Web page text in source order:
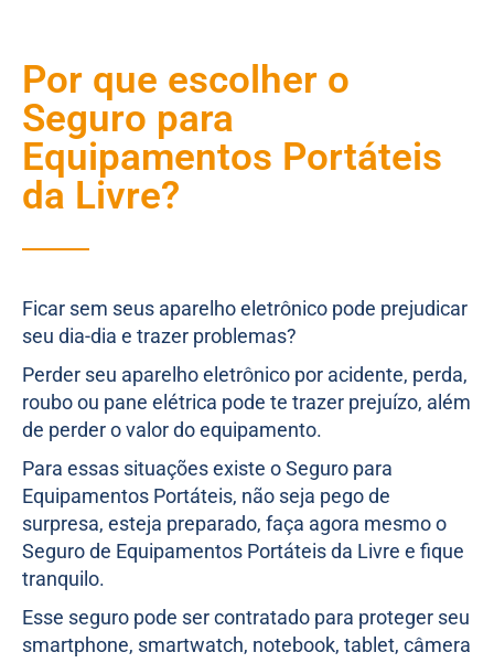
Por que escolher o
Seguro para
Equipamentos Portáteis
da Livre?
Ficar sem seus aparelho eletrônico pode prejudicar
seu dia-dia e trazer problemas?
Perder seu aparelho eletrônico por acidente, perda,
roubo ou pane elétrica pode te trazer prejuízo, além
de perder o valor do equipamento.
Para essas situações existe o Seguro para
Equipamentos Portáteis, não seja pego de
surpresa, esteja preparado, faça agora mesmo o
Seguro de Equipamentos Portáteis da Livre e fique
tranquilo.
Esse seguro pode ser contratado para proteger seu
smartphone, smartwatch, notebook, tablet, câmera